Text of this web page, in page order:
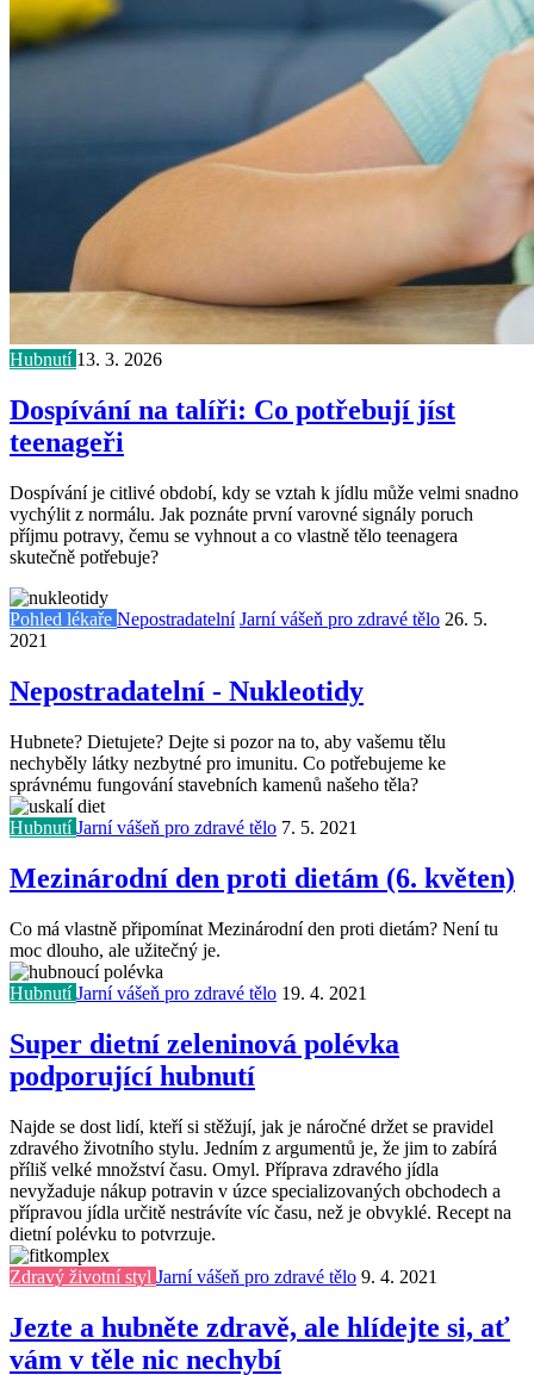
Hubnutí 13. 3. 2026
Dospívání na talíři: Co potřebují jíst
teenageři
Dospívání je citlivé období, kdy se vztah k jídlu může velmi snadno
vychýlit z normálu. Jak poznáte první varovné signály poruch
příjmu potravy, čemu se vyhnout a co vlastně tělo teenagera
skutečně potřebuje?
Pohled lékaře Nepostradatelní Jarní vášeň pro zdravé tělo 26. 5.
2021
Nepostradatelní - Nukleotidy
Hubnete? Dietujete? Dejte si pozor na to, aby vašemu tělu
nechyběly látky nezbytné pro imunitu. Co potřebujeme ke
správnému fungování stavebních kamenů našeho těla?
HubnutíJarní vášeň pro zdravé tělo 7. 5. 2021
Mezinárodní den proti dietám (6. květen)
Co má vlastně připomínat Mezinárodní den proti dietám? Není tu
moc dlouho, ale užitečný je.
HubnutíJarní vášeň pro zdravé tělo 19. 4. 2021
Super dietní zeleninová polévka
podporující hubnutí
Najde se dost lidí, kteří si stěžují, jak je náročné držet se pravidel
zdravého životního stylu. Jedním z argumentů je, že jim to zabírá
příliš velké množství času. Omyl. Příprava zdravého jídla
nevyžaduje nákup potravin v úzce specializovaných obchodech a
přípravou jídla určitě nestrávíte víc času, než je obvyklé. Recept na
dietní polévku to potvrzuje.
Zdravý životní styl Jarní vášeň pro zdravé tělo 9. 4. 2021
Jezte a hubněte zdravě, ale hlídejte si, ať
vám v těle nic nechybí